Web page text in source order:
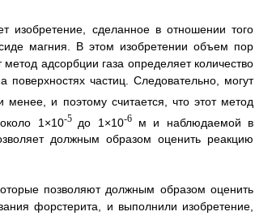
изобретение, сделанное в отношении того
магния. В этом изобретении объем пор
адсорбции газа определяет количество
частиц. Следовательно, могут
и поэтому считается, что этот метод
1×10-5 до 1×10-6м и наблюдаемой в
должным образом оценить реакцию
позволяют должным образом оценить
форстерита, и выполнили изобретение,